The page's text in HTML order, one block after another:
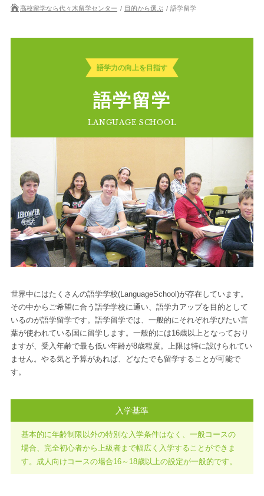
高校留学なら代々木留学センター 目的から選ぶ 語学留学
語学力の向上を目指す
語学留学
LANGUAGE SCHOOL
世界中にはたくさんの語学学校(LanguageSchool)が存在しています。
その中からご希望に合う語学学校に通い、語学力アップを目的として
いるのが語学留学です。語学留学では、一般的にそれぞれ学びたい言
葉が使われている国に留学します。一般的には16歳以上となっており
ますが、受入年齢で最も低い年齢が8歳程度。上限は特に設けられてい
ません。やる気と予算があれば、どなたでも留学することが可能で
す。
入学基準
基本的に年齢制限以外の特別な入学条件はなく、一般コースの
場合、完全初心者から上級者まで幅広く入学することができま
す。成人向けコースの場合16～18歳以上の設定が一般的です。